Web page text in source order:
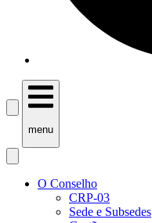
menu
O Conselho
CRP-03
Sede e Subsedes